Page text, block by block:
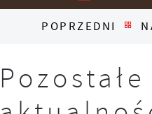
POPRZEDNI
Pozostałe